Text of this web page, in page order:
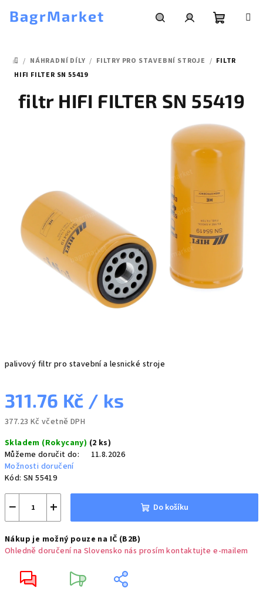
BagrMarket
DOMŮ
/ NÁHRADNÍ DÍLY / FILTRY PRO STAVEBNÍ STROJE / FILTR
HIFI FILTER SN 55419
palivový filtr pro stavební a lesnické stroje
311.76 Kč / ks
377.23 Kč včetně DPH
cena:
Skladem (Rokycany) (2 ks)
Můžeme doručit do:
11.8.2026
Možnosti doručení
Kód: SN 55419
+
− Do košíku
Nákup je možný pouze na IČ (B2B)
Ohledně doručení na Slovensko nás prosím kontaktujte e-mailem
filtr HIFI FILTER SN 55419